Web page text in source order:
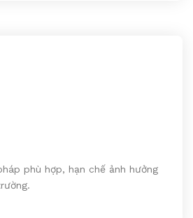
phù hợp, hạn chế ảnh hưởng